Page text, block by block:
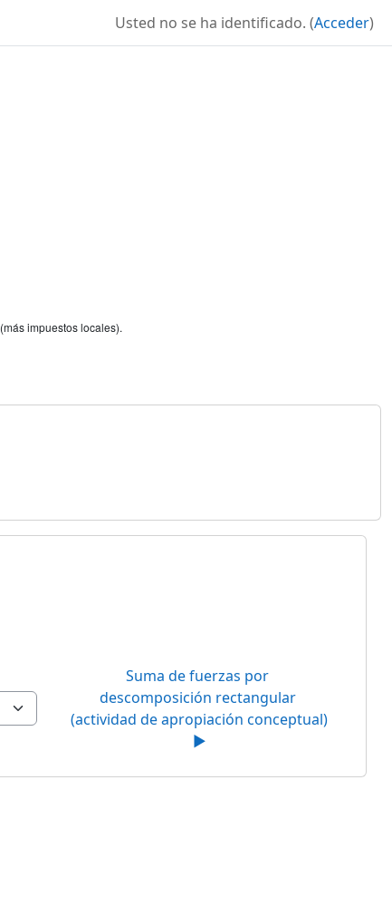
(más impuestos locales).
Usted no se ha identificado. (Acceder)
Suma de fuerzas por
descomposición rectangular
(actividad de apropiación conceptual)
▶︎